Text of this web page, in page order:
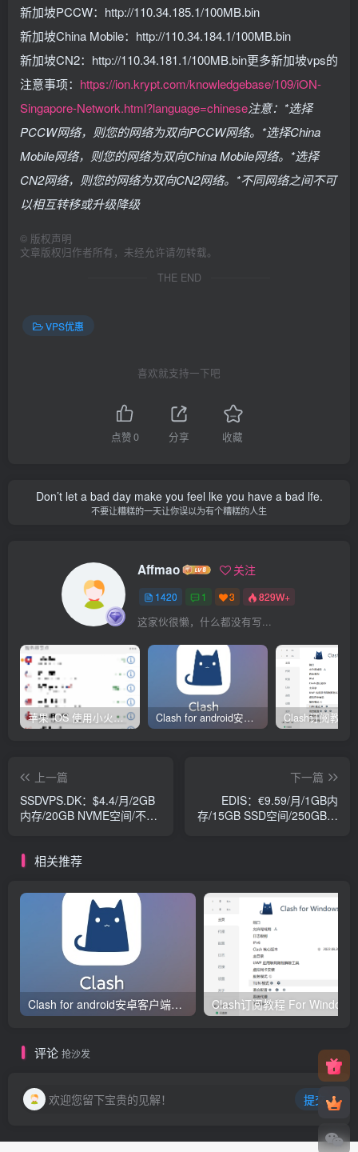
新加坡PCCW：http://110.34.185.1/100MB.bin
新加坡China Mobile：http://110.34.184.1/100MB.bin
新加坡CN2：http://110.34.181.1/100MB.bin更多新加坡vps的
注意事项： https://ion.krypt.com/knowledgebase/109/iON-
Singapore-Network.html?language=chinese注意： *选择
PCCW网络，则您的网络为双向PCCW网络。 *选择China
Mobile网络，则您的网络为双向China Mobile网络。 *选择
CN2网络，则您的网络为双向CN2网络。 *不同网络之间不可
以相互转移或升级降级
© 版权声明
文章版权归作者所有，未经允许请勿转载。
THE END
VPS优惠
喜欢就支持一下吧
点赞0 分享 收藏
Don’t let a bad day make you feel lke you have a bad lfe.
不要让糟糕的一天让你误以为有个糟糕的人生
Affmao 关注
1420 1 3 829W+
这家伙很懒，什么都没有写...
苹果 iOS 使用小火箭(shadowrocket)新手教程 Clash for android安卓客户端保姆级新手使用教程
上一篇
SSDVPS.DK：$4.4/月/2GB
内存/20GB NVME空间/不限
下一篇
EDIS：€9.59/月/1GB内
存/15GB SSD空间/250GB流
相关推荐
Clash for android安卓客户端保姆级新手使用教程
评论 抢沙发
欢迎您留下宝贵的见解！ 提交